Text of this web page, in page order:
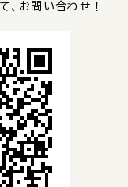
、お問い合わせ！